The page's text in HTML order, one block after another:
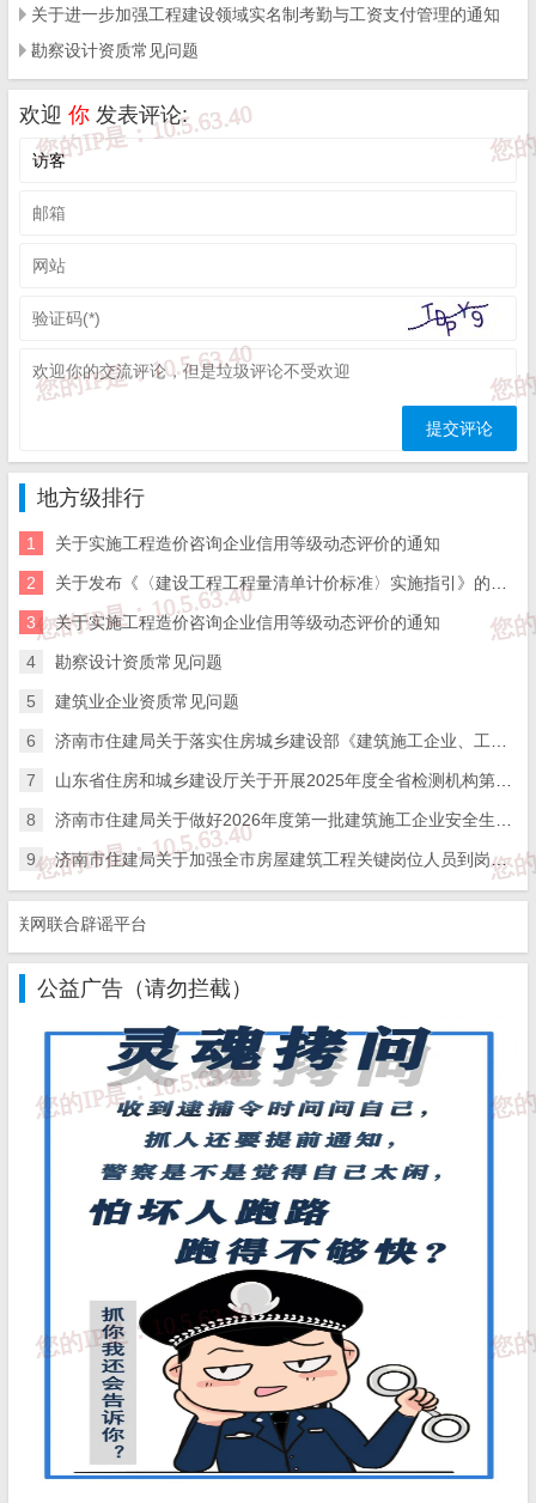
为避免项目重复和资源浪费，对于上一年度已经开展过的项目，不
二、申报能力验证机构要求
（一）依法成立并能够承担相应法律责任的法人或者经法人
授权的其他组织。
（三）熟知相关领域行业发展现状，检验检测能力处于国内
或省内领先水平，已取得申报项目的资质认定（计量认证）、标准
物质制备或能力验证提供者认可等各类权威资质。
（四）能够制备或取得与所开展的能力验证项目相适应的样
品，制备的样品具有代表性且样品均匀性、稳定性能够满足能力验
证要求。
（五）具有相关领域的技术专家和统计专家，熟悉能力验证
工作流程，能够按照国家标准或相应标准要求制定能力验证方案，
开展统计分析，编写能力验证工作报告，确保能力验证工作的有效
2025年检验检测机构能力验证项目申报和审核工作在山东省
智慧鲁检监管服务平台（http://218.57.139.25/zhlj/）完成，申报截止
日期为2025年2月28日。具体申报流程见附件1，线上填报内容见附
件2。
联 系 人：刘 昭 0531-51792379；
技术支持：李云松 15266479870；
邮 箱：scjgrzc@shandong.cn
附件：1.检验检测机构能力验证项目申报具体流程
山东省市场监督管理局
2025年2月11日
（此件公开发布）
关于进一步加强工程建设领域实名制考勤与工资支付管理的通知
勘察设计资质常见问题
欢迎 你 发表评论:
地方级排行
1 关于实施工程造价咨询企业信用等级动态评价的通知
2 关于发布《〈建设工程工程量清单计价标准〉实施指引》的通知
3 关于实施工程造价咨询企业信用等级动态评价的通知
4 勘察设计资质常见问题
5 建筑业企业资质常见问题
6 济南市住建局关于落实住房城乡建设部《建筑施工企业、工程项目安全生产管理机构设置及安全生产管理人员配备办法》的通知
7 山东省住房和城乡建设厅关于开展2025年度全省检测机构第二次能力验证工作的通知
8 济南市住建局关于做好2026年度第一批建筑施工企业安全生产管理人员考试报名工作的通知
9 济南市住建局关于加强全市房屋建筑工程关键岗位人员到岗履职数字化监管的通知
联合辟谣平台
公益广告（请勿拦截）